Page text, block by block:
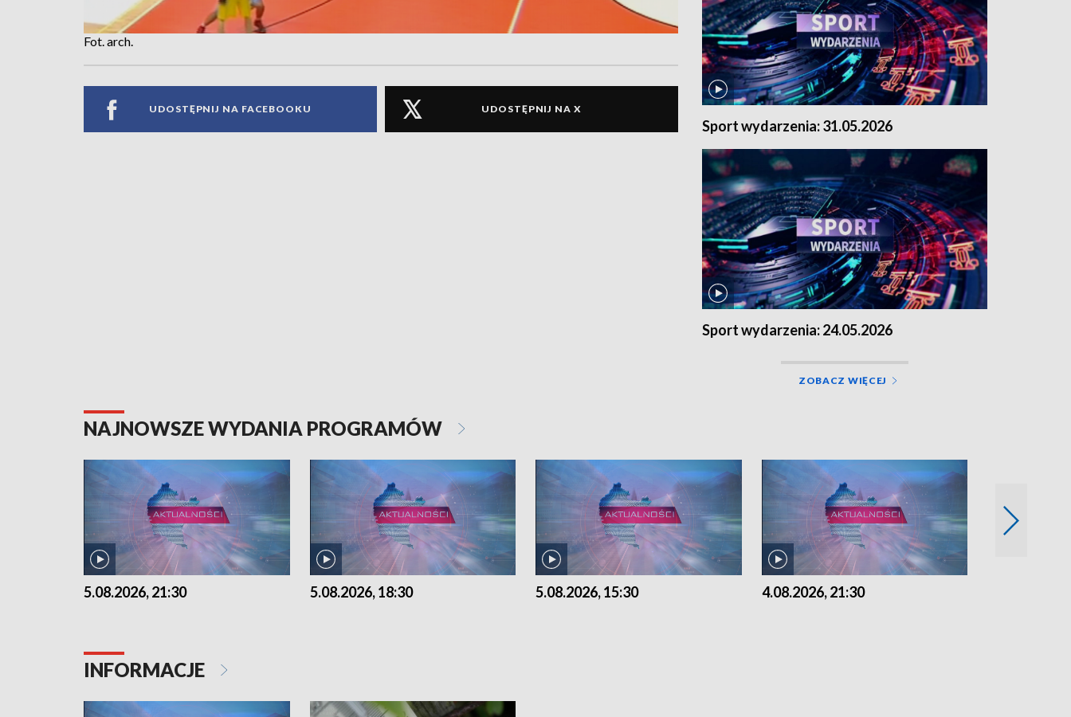
Fot. arch.
UDOSTĘPNIJ NA FACEBOOKU UDOSTĘPNIJ NA X
Sport wydarzenia: 31.05.2026
Sport wydarzenia: 24.05.2026
ZOBACZ WIĘCEJ
NAJNOWSZE WYDANIA PROGRAMÓW
5.08.2026, 21:30 5.08.2026, 18:30 5.08.2026, 15:30 4.08.2026, 21:30
INFORMACJE